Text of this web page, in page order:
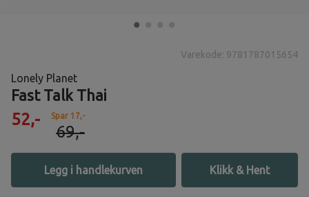
Varekode: 9781787015654
Lonely Planet
Fast Talk Thai
52,- Spar 17,-
69,-
Legg i handlekurven Klikk & Hent